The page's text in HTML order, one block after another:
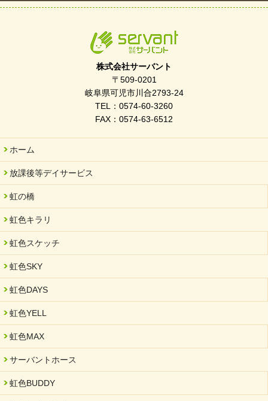
株式会社サーバント
〒509-0201
岐阜県可児市川合2793-24
TEL：0574-60-3260
FAX：0574-63-6512
ホーム
放課後等デイサービス
虹の橋
虹色キラリ
虹色スケッチ
虹色SKY
虹色DAYS
虹色YELL
虹色MAX
サーバントホース
虹色BUDDY